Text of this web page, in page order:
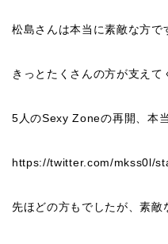
松島さんは本当に素敵な方で
きっとたくさんの方が支えて
5人のSexy Zoneの再開、本
https://twitter.com/mkss0l/
先ほどの方もでしたが、素敵